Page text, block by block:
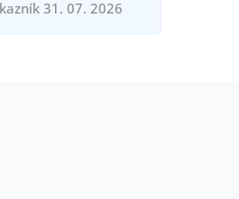
31. 07. 2026